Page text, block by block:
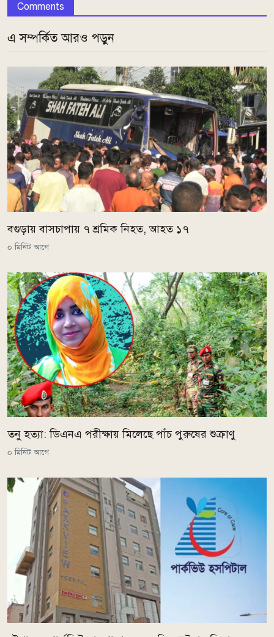
Comments
এ সম্পর্কিত আরও পড়ুন
বগুড়ায় বাসচাপায় ৭ শ্রমিক নিহত, আহত ১৭
০ মিনিট আগে
তনু হত্যা: ডিএনএ পরীক্ষায় মিলেছে পাঁচ পুরুষের শুক্রাণু
০ মিনিট আগে